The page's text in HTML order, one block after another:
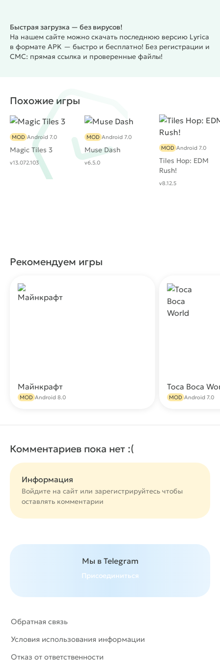
Быстрая загрузка — без вирусов!
На нашем сайте можно скачать последнюю версию Lyrica
в формате APK — быстро и бесплатно! Без регистрации и
СМС: прямая ссылка и проверенные файлы!
Похожие игры
Magic Tiles 3
MOD Android 7.0
v13.072.103
Muse Dash
MOD Android 7.0
v6.5.0
Tiles Hop: EDM
Rush!
MOD Android 7.0
v8.12.5
Рекомендуем игры
Майнкрафт
MOD Android 8.0
Toca Boca
MOD Android 7.0
Комментариев пока нет :(
Информация
Войдите на сайт или зарегистрируйтесь чтобы
оставлять комментарии
Мы в Telegram
Присоединиться
Обратная связь
Условия использования информации
Отказ от ответственности